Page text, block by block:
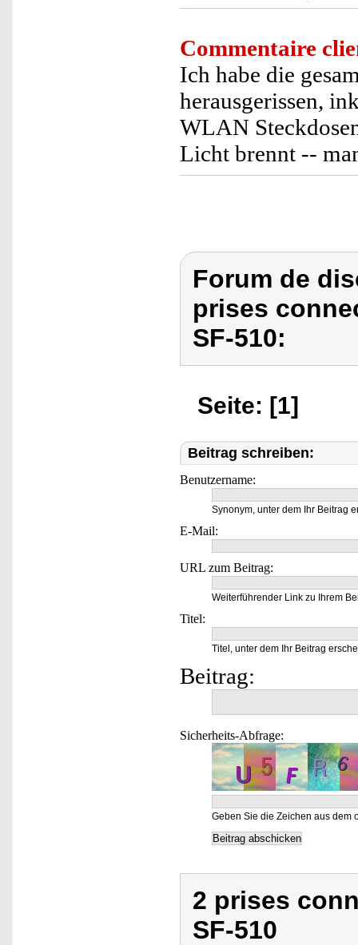
Commentaire
Ich habe die
herausgerissen,
WLAN
Licht brennt --
Forum de
prises
SF-510:
Seite: [1]
Beitrag schreiben:
Benutzername:
Synonym, unter dem Ihr Beitrag
E-Mail:
URL zum Beitrag:
Weiterführender Link zu Ihrem
Titel:
Titel, unter dem Ihr Beitrag
Beitrag:
Sicherheits-Abfrage:
Geben Sie die Zeichen aus dem
2 prises
SF-510